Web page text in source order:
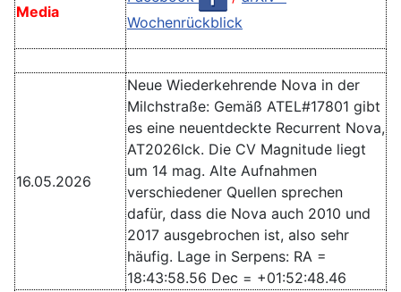
Media
Wochenrückblick
16.05.2026
Neue Wiederkehrende Nova in der
Milchstraße: Gemäß ATEL#17801 gibt
es eine neuentdeckte Recurrent Nova,
AT2026lck. Die CV Magnitude liegt
um 14 mag. Alte Aufnahmen
verschiedener Quellen sprechen
dafür, dass die Nova auch 2010 und
2017 ausgebrochen ist, also sehr
häufig. Lage in Serpens: RA =
18:43:58.56 Dec = +01:52:48.46